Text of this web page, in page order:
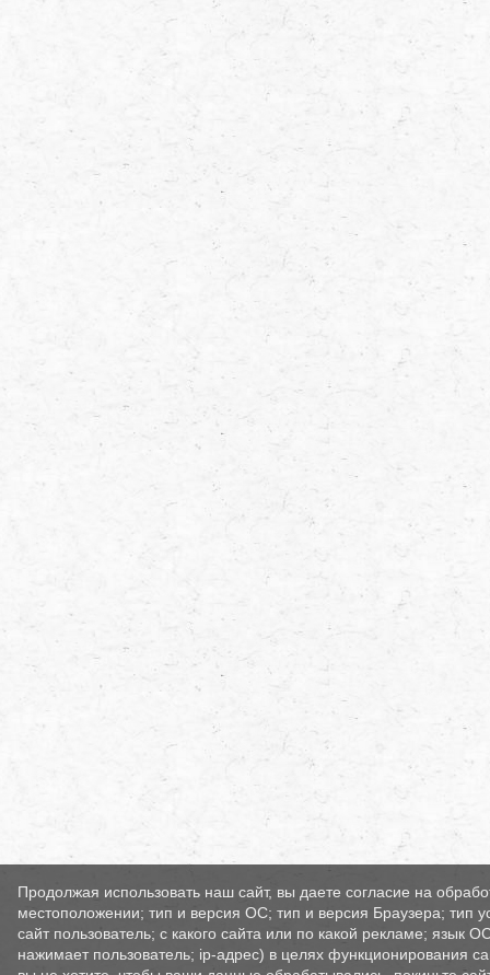
Продолжая использовать наш сайт, вы даете согласие на
местоположении; тип и версия ОС; тип и версия Браузера; тип
сайт пользователь; с какого сайта или по какой рекламе; язык
нажимает пользователь; ip-адрес) в целях функционирования